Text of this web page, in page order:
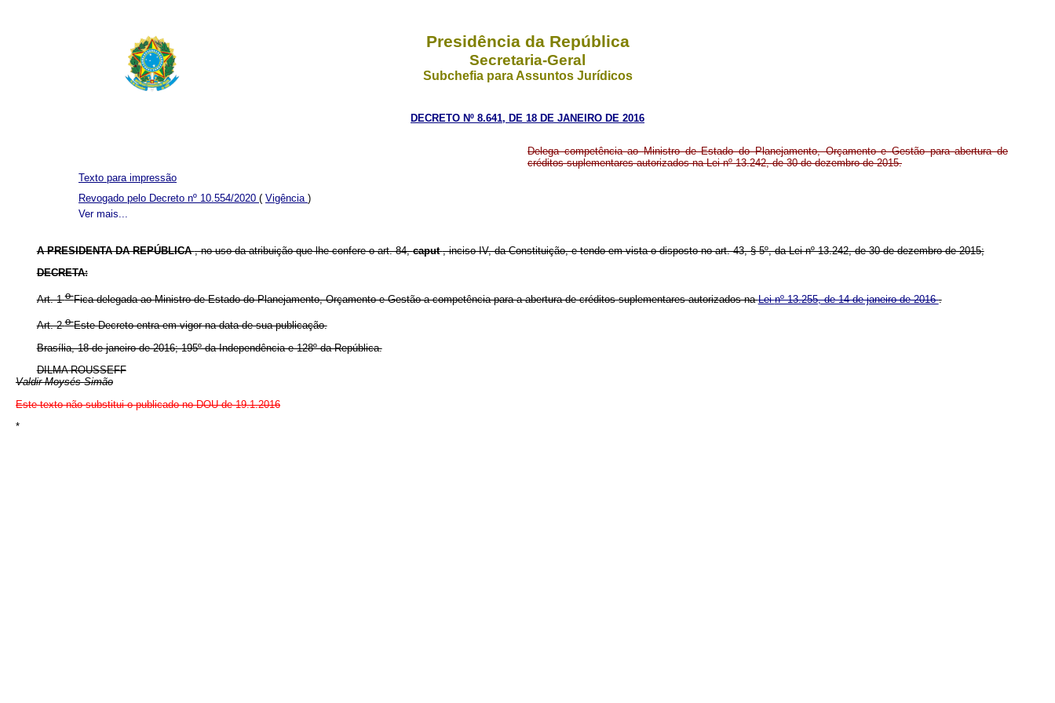
Presidência da República
Secretaria-Geral
Subchefia para Assuntos Jurídicos
DECRETO Nº 8.641, DE 18 DE JANEIRO DE 2016
Delega competência ao Ministro de Estado do Planejamento, Orçamento e Gestão para abertura de
créditos suplementares autorizados na Lei nº 13.242, de 30 de dezembro de 2015.
Ver mais...
Texto para impressão
Revogado pelo Decreto nº 10.554/2020 ( Vigência )
A PRESIDENTA DA REPÚBLICA, no uso da atribuição que lhe confere o art. 84,caput, inciso IV, da Constituição, e tendo em vista o disposto no art. 43, § 5º, da Lei nº 13.242, de 30 de dezembro de 2015;
DECRETA:
Art. 1oFica delegada ao Ministro de Estado do Planejamento, Orçamento e Gestão a competência para a abertura de créditos suplementares autorizados naLeinº 13.255, de 14 de janeiro de 2016.
Art. 2oEste Decreto entra em vigor na data de sua publicação.
Brasília, 18 de janeiro de 2016; 195º da Independência e 128º da República.
DILMA ROUSSEFF
Valdir Moysés Simão
Este texto não substitui o publicado no DOU de 19.1.2016
*